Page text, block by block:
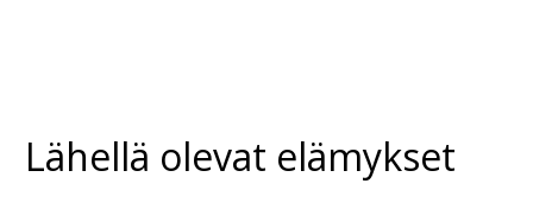
Lähellä olevat elämykset